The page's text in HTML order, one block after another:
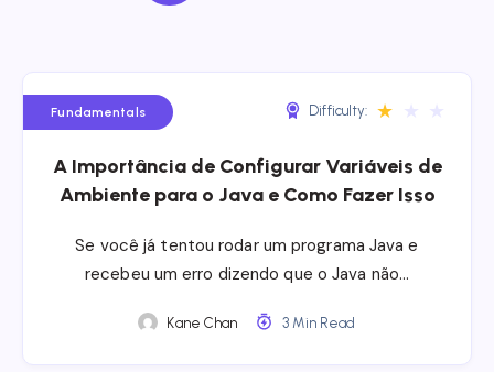
Fundamentals Difficulty: ★
A Importância de Configurar Variáveis de
Ambiente para o Java e Como Fazer Isso
Se você já tentou rodar um programa Java e
recebeu um erro dizendo que o Java não…
Kane Chan 3 Min Read